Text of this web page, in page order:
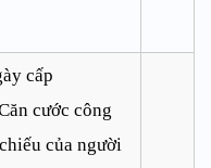
cấp
cước công
của người